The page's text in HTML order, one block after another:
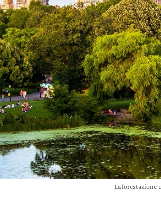
La forestazione